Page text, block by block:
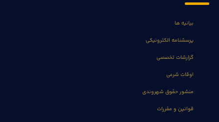
بیانیه ها
پرسشنامه الکترونیکی
گزارشات تخصصی
اوقات شرعی
منشور حقوق شهروندی
قوانین و مقررات